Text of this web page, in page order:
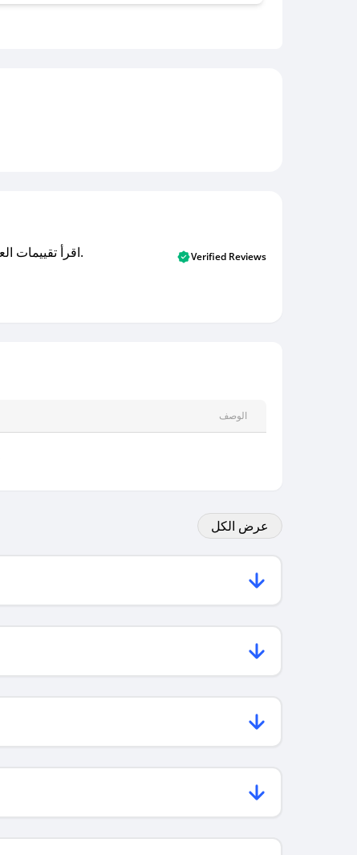
اقرأ تقييمات العملاء الأصلية والتقييمات من المشترين المتحققين. اكتشف ما يعتقده المستخدمون الحقيقيون حول خدمتنا وتعلم من تجاربهم. Verified Reviews
الوصف
عرض الكل